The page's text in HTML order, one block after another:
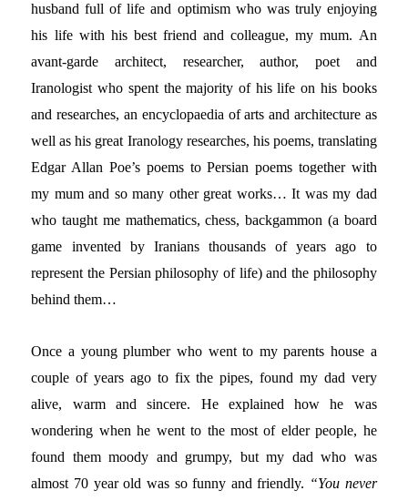
husband full of life and optimism who was truly enjoying
his life with his best friend and colleague, my mum. An
avant-garde architect, researcher, author, poet and
Iranologist who spent the majority of his life on his books
and researches, an encyclopaedia of arts and architecture as
well as his great Iranology researches, his poems, translating
Edgar Allan Poe’s poems to Persian poems together with
my mum and so many other great works… It was my dad
who taught me mathematics, chess, backgammon (a board
game invented by Iranians thousands of years ago to
represent the Persian philosophy of life) and the philosophy
behind them…
Once a young plumber who went to my parents house a
couple of years ago to fix the pipes, found my dad very
alive, warm and sincere. He explained how he was
wondering when he went to the most of elder people, he
found them moody and grumpy, but my dad who was
almost 70 year old was so funny and friendly. “You never